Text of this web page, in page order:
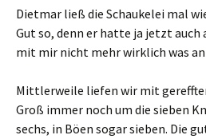
Dietmar ließ die Schaukelei mal
Gut so, denn er hatte ja jetzt auch
mit mir nicht mehr wirklich was
Mittlerweile liefen wir mit
Groß immer noch um die sieben
sechs, in Böen sogar sieben. Die